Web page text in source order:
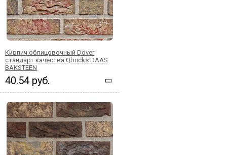
Кирпич облицовочный Dover
стандарт качества Qbricks DAAS
BAKSTEEN
40.54 руб.